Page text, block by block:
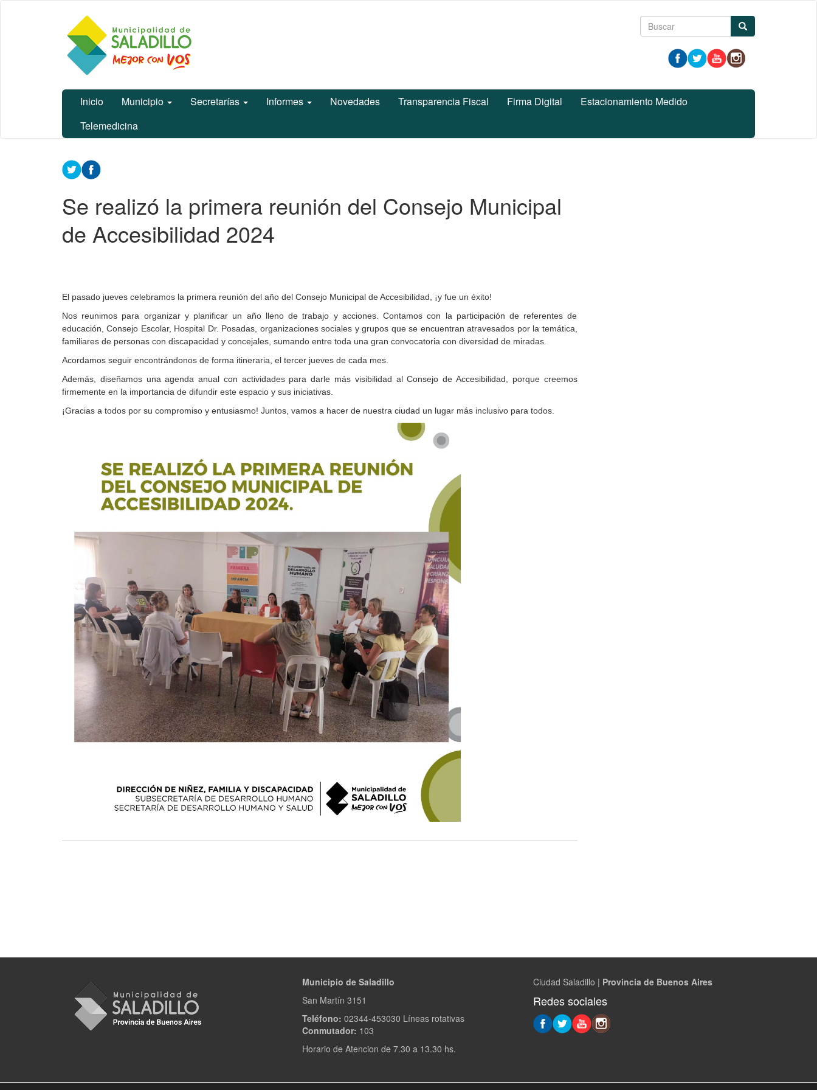
Municipalidad
de Saladillo
Formulario
búsqueda
Inicio Municipio Secretarías Informes Novedades Transparencia Fiscal Firma Digital
Estacionamiento Medido
Telemedicina
Contenido
principal
Se realizó la primera reunión del Consejo Municipal
de Accesibilidad 2024
El pasado jueves celebramos la primera reunión del año del Consejo Municipal de Accesibilidad, ¡y fue un éxito!
Nos reunimos para organizar y planificar un año lleno de trabajo y acciones. Contamos con la participación de referentes de
educación, Consejo Escolar, Hospital Dr. Posadas, organizaciones sociales y grupos que se encuentran atravesados por la temática,
familiares de personas con discapacidad y concejales, sumando entre toda una gran convocatoria con diversidad de miradas.
Acordamos seguir encontrándonos de forma itineraria, el tercer jueves de cada mes.
Además, diseñamos una agenda anual con actividades para darle más visibilidad al Consejo de Accesibilidad, porque creemos
firmemente en la importancia de difundir este espacio y sus iniciativas.
¡Gracias a todos por su compromiso y entusiasmo! Juntos, vamos a hacer de nuestra ciudad un lugar más inclusivo para todos.
Municipio de Saladillo
San Martín 3151
Teléfono: 02344-453030 Líneas rotativas
Conmutador: 103
Horario de Atencion de 7.30 a 13.30 hs.
Ciudad Saladillo | Provincia de Buenos Aires
Redes sociales